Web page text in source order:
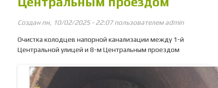
Создан пн, 10/02/2025 - 22:07 пользователемadmin
Очистка колодцев напорной канализации между 1-й
Центральной улицей и 8-м Центральным проездом